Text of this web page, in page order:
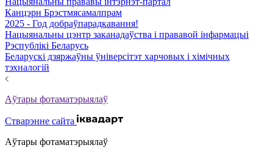
Канцэрн Брэстмясамалпрам
2025 - Год добраўпарадкавання!
Нацыянальны цэнтр заканадаўства і прававой інфармацыі
Рэспублікі Беларусь
Беларускі дзяржаўны ўніверсітэт харчовых і хімічных
тэхналогій
Аўтары фотаматэрыялаў
Стварэнне сайта
Аўтары фотаматэрыялаў